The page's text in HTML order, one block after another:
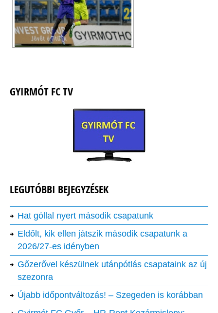
GYIRMÓT FC TV
LEGUTÓBBI BEJEGYZÉSEK
Hat góllal nyert második csapatunk
Eldőlt, kik ellen játszik második csapatunk a
2026/27-es idényben
Gőzerővel készülnek utánpótlás csapataink az új
szezonra
Újabb időpontváltozás! – Szegeden is korábban